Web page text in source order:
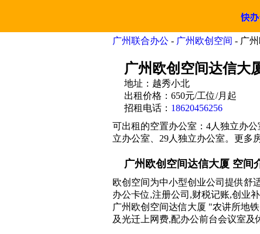
广州联合办公 - 广州欧创空间 - 广
广州欧创空间达信大
地址：越秀小北
出租价格：650元/工位/月起
招租电话： 18620456256
可出租的空置办公室：4人独立办
立办公室、29人独立办公室。更多
广州欧创空间达信大厦 空间
欧创空间为中小型创业公司提供舒
办公卡位,注册公司,财税记账,创业补
广州欧创空间达信大厦 "农讲所地
及光迁上网费,配办公前台会议室及